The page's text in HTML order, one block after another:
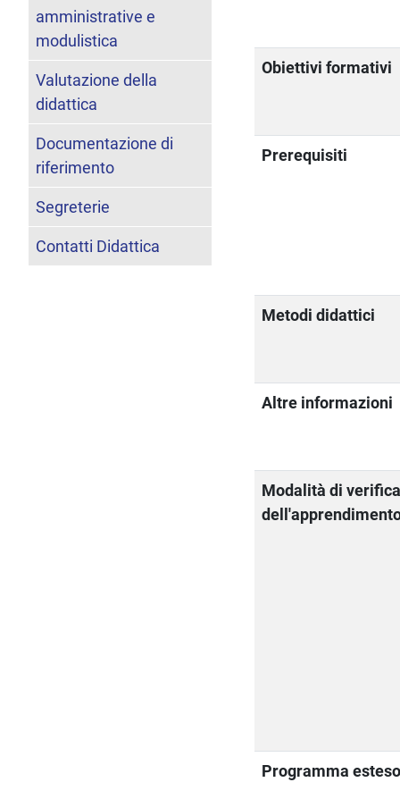
Obiettivi formativi
Prerequisiti
Metodi didattici
Altre informazioni
Modalità di
Programma
amministrative e
modulistica
Valutazione della
didattica
Documentazione di
riferimento
Segreterie
Contatti Didattica